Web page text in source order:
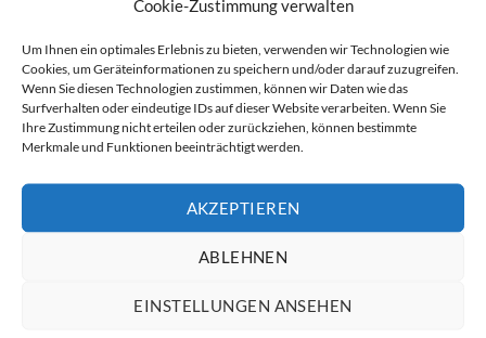
Cookie-Zustimmung verwalten
Um Ihnen ein optimales Erlebnis zu bieten, verwenden wir Technologien wie
Cookies, um Geräteinformationen zu speichern und/oder darauf zuzugreifen.
Wenn Sie diesen Technologien zustimmen, können wir Daten wie das
Surfverhalten oder eindeutige IDs auf dieser Website verarbeiten. Wenn Sie
Ihre Zustimmung nicht erteilen oder zurückziehen, können bestimmte
Merkmale und Funktionen beeinträchtigt werden.
AKZEPTIEREN
ABLEHNEN
EINSTELLUNGEN ANSEHEN
passende Optionen.
Wieviel kostet die Installation? Wovon hängen
die Kosten ab?
variieren je nach gewähltem Modell und den örtlichen
Gegebenheiten. Faktoren, die die Kosten beeinflussen
Anpassungsarbeiten. Generell fällt die Installation einer